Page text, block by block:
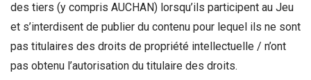
des tiers (y compris AUCHAN) lorsqu’ils participent au Jeu
et s’interdisent de publier du contenu pour lequel ils ne sont
pas titulaires des droits de propriété intellectuelle / n’ont
pas obtenu l’autorisation du titulaire des droits.